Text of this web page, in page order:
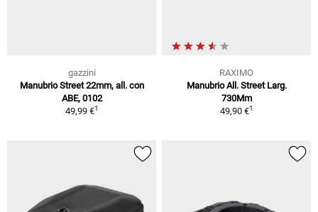
gazzini
Manubrio Street 22mm, all. con
ABE, 0102
49,99 €1
RAXIMO
Manubrio All. Street Larg.
730Mm
49,90 €1